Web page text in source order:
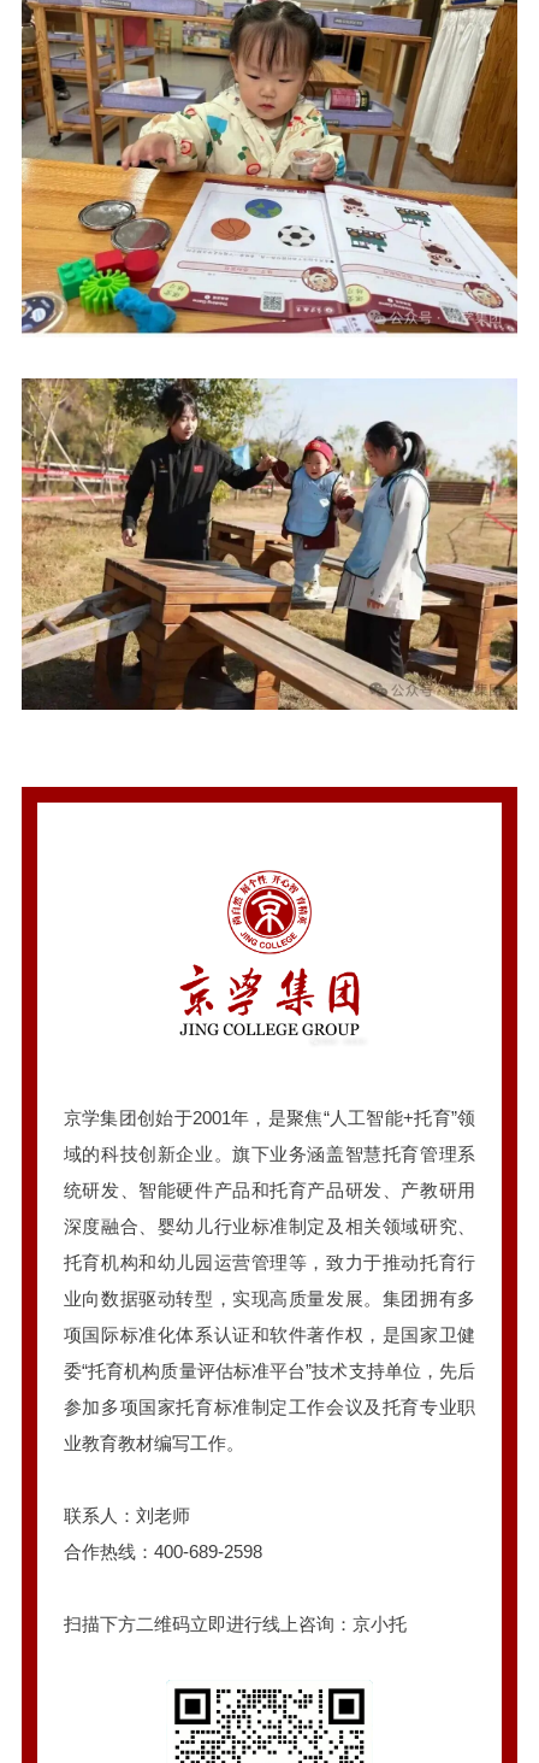
京学集团创始于2001年，是聚焦“人工智能+托育”领
域的科技创新企业。旗下业务涵盖智慧托育管理系
统研发、智能硬件产品和托育产品研发、产教研用
深度融合、婴幼儿行业标准制定及相关领域研究、
托育机构和幼儿园运营管理等，致力于推动托育行
业向数据驱动转型，实现高质量发展。集团拥有多
项国际标准化体系认证和软件著作权，是国家卫健
委“托育机构质量评估标准平台”技术支持单位，先后
参加多项国家托育标准制定工作会议及托育专业职
业教育教材编写工作。
联系人：刘老师
合作热线：400-689-2598
扫描下方二维码立即进行线上咨询：京小托